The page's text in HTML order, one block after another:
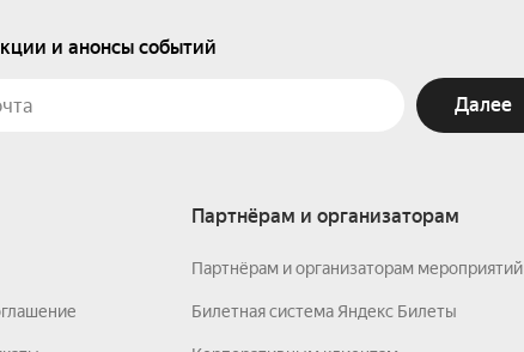
и анонсы событий
Далее
Партнёрам и организаторам
Партнёрам и организаторам мероприятий
Билетная система Яндекс Билеты